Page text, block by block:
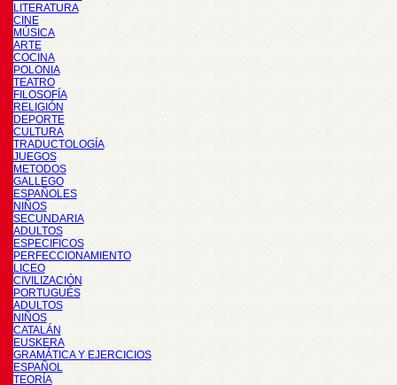
LITERATURA
CINE
MÚSICA
ARTE
COCINA
POLONIA
TEATRO
FILOSOFÍA
RELIGIÓN
DEPORTE
CULTURA
TRADUCTOLOGÍA
JUEGOS
METODOS
GALLEGO
ESPAÑOLES
NIÑOS
SECUNDARIA
ADULTOS
ESPECIFICOS
PERFECCIONAMIENTO
LICEO
CIVILIZACIÓN
PORTUGUÉS
ADULTOS
NIÑOS
CATALÁN
EUSKERA
GRAMÁTICA Y EJERCICIOS
ESPAÑOL
TEORÍA